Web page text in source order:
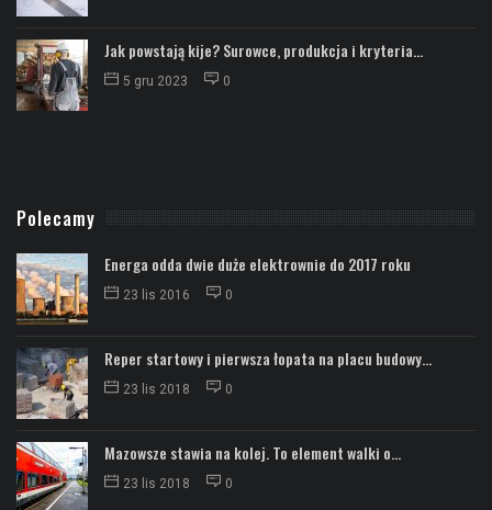
Jak powstają kije? Surowce, produkcja i kryteria...
5 gru 2023 0
Polecamy
Energa odda dwie duże elektrownie do 2017 roku
23 lis 2016 0
Reper startowy i pierwsza łopata na placu budowy...
23 lis 2018 0
Mazowsze stawia na kolej. To element walki o...
23 lis 2018 0